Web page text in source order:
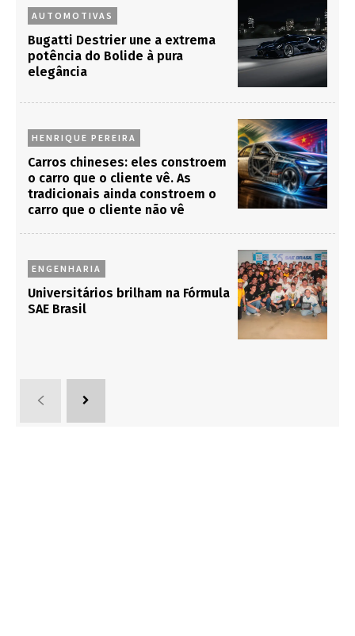
AUTOMOTIVAS
Bugatti Destrier une a extrema
potência do Bolide à pura
elegância
HENRIQUE PEREIRA
Carros chineses: eles constroem
o carro que o cliente vê. As
tradicionais ainda constroem o
carro que o cliente não vê
ENGENHARIA
Universitários brilham na Fórmula
SAE Brasil